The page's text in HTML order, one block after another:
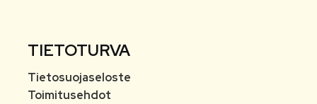
TIETOTURVA
Tietosuojaseloste
Toimitusehdot